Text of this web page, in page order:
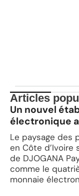
Articles
Un nouvel
électronique
Le paysage des
en Côte d’Ivoire
de DJOGANA
comme le
monnaie